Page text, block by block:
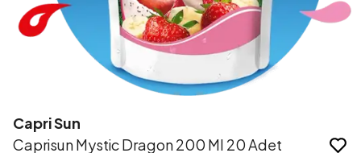
Capri Sun​
Caprisun Mystic Dragon 200 Ml 20 Adet